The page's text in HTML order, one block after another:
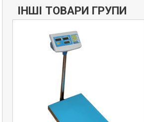
ІНШІ ТОВАРИ ГРУПИ